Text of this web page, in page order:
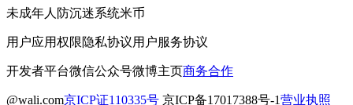
未成年人防沉迷系统米币
用户应用权限隐私协议用户服务协议
开发者平台微信公众号微博主页商务合作
@wali.com京ICP证110335号 京ICP备17017388号-1营业执照